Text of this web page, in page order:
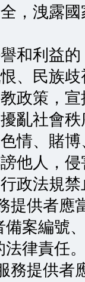
洩露國
和利益的
民族歧
策，宣
社會秩
、賭博
人，侵
法規禁
提供者應
案編號
法律責任
務提供者